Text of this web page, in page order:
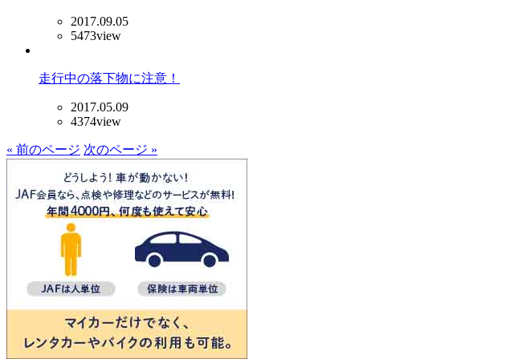
2017.09.05
5473view
走行中の落下物に注意！
2017.05.09
4374view
« 前のページ 次のページ »